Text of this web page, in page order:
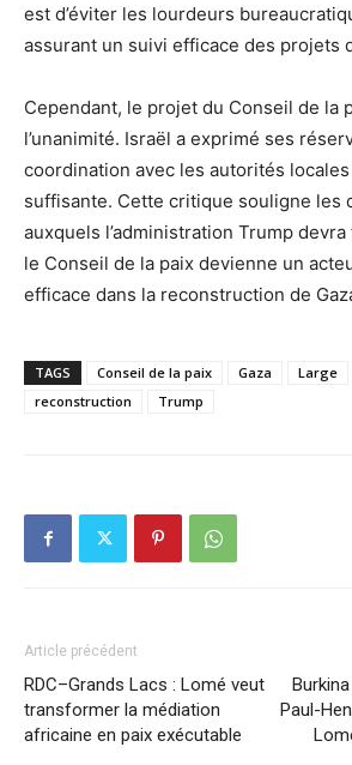
est d’éviter les lourdeurs
assurant un suivi efficace des projets
Cependant, le projet du Conseil de la
l’unanimité. Israël a exprimé ses
coordination avec les autorités locales
suffisante. Cette critique souligne les
auxquels l’administration Trump
le Conseil de la paix devienne un
efficace dans la reconstruction de
TAGS Conseil de la paix Gaza Large
reconstruction
Trump
Article précédent
RDC–Grands Lacs : Lomé veut
transformer la médiation
africaine en paix exécutable
Paul-